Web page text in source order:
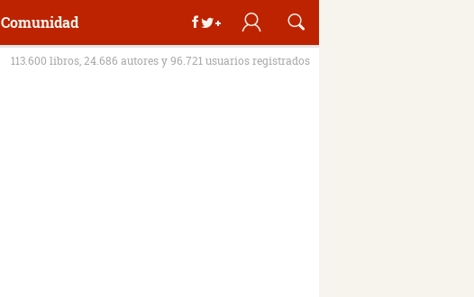
Comunidad
113.600 libros, 24.686 autores y 96.721 usuarios registrados